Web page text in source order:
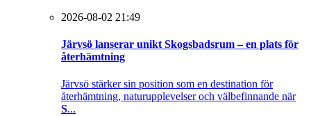
2026-08-02 21:49
Järvsö lanserar unikt Skogsbadsrum – en plats för
återhämtning
Järvsö stärker sin position som en destination för
återhämtning, naturupplevelser och välbefinnande när
S...